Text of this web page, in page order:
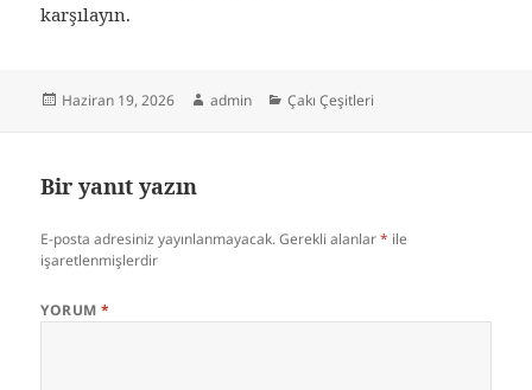
karşılayın.
Yayın
Haziran 19, 2026 Yazar
admin Kategoriler
Çakı Çeşitleri
Bir yanıt yazın
E-posta adresiniz yayınlanmayacak. Gerekli alanlar* ile
işaretlenmişlerdir
YORUM*